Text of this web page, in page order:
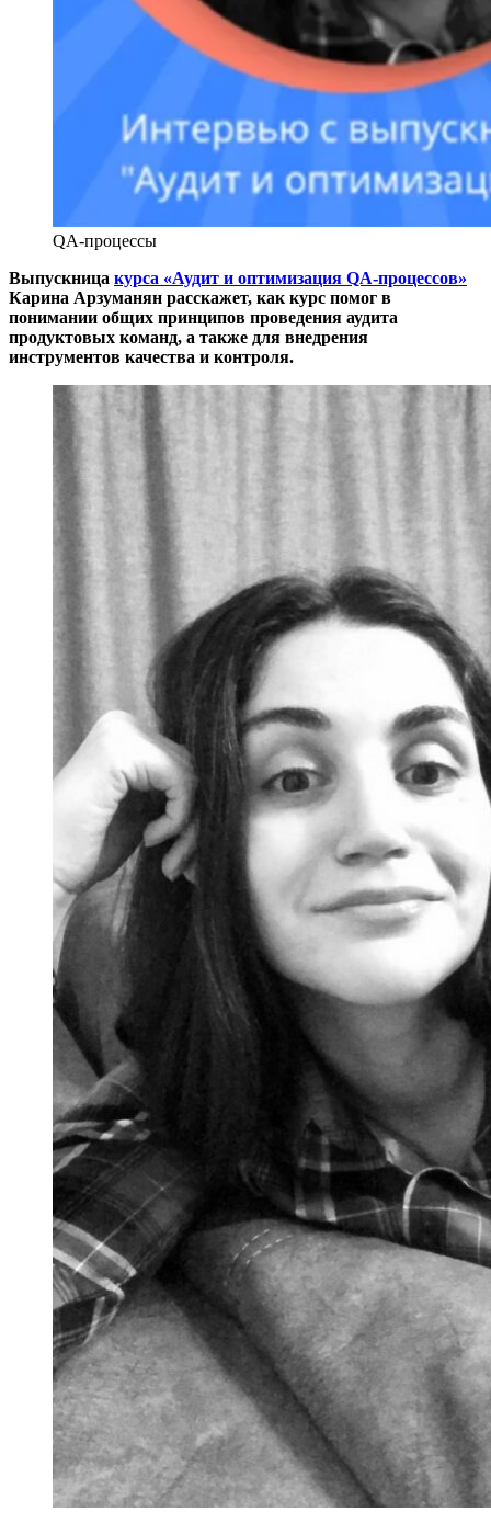
QA-процессы
Выпускница курса «Аудит и оптимизация QA-процессов»
Карина Арзуманян расскажет, как курс помог в
понимании общих принципов проведения аудита
продуктовых команд, а также для внедрения
инструментов качества и контроля.